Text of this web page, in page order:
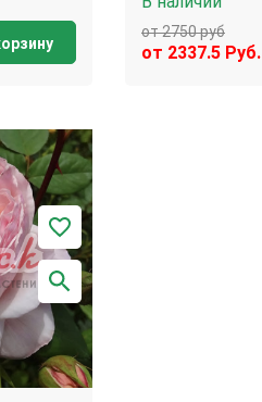
от 2750 руб
от 2337.5 Руб.